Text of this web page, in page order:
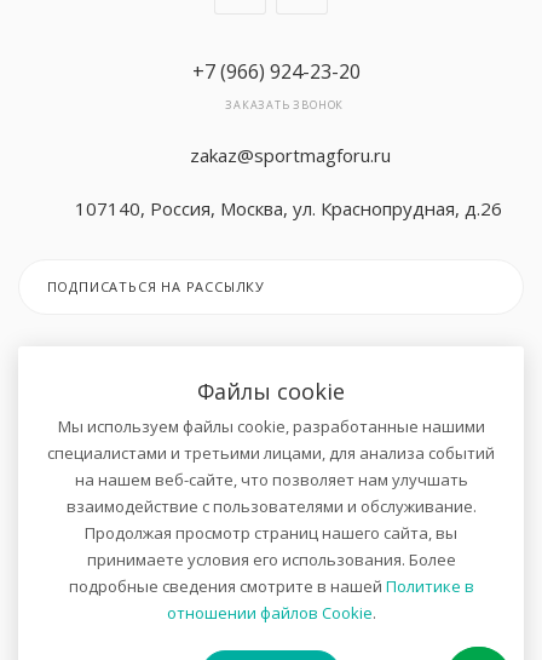
+7 (966) 924-23-20
ЗАКАЗАТЬ ЗВОНОК
zakaz@sportmagforu.ru
107140, Россия, Москва, ул. Краснопрудная, д.26
ПОДПИСАТЬСЯ НА РАССЫЛКУ
СОГЛАШЕНИЕ НА ОБРАБОТКУ ДАННЫХ
2026 © Интернет-магазин "Спортивные товары" для Вас.
Все права защищены.
Файлы cookie
Мы используем файлы cookie, разработанные нашими
специалистами и третьими лицами, для анализа событий
на нашем веб-сайте, что позволяет нам улучшать
взаимодействие с пользователями и обслуживание.
Продолжая просмотр страниц нашего сайта, вы
принимаете условия его использования. Более
подробные сведения смотрите в нашей Политике в
отношении файлов Cookie.